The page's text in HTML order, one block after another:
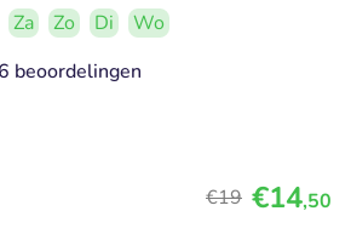
Za Zo Di
Wo
beoordelingen
€19 €14,50